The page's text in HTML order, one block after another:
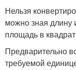
Нельзя
можно зная длину
площадь в
Предварительно
требуемой